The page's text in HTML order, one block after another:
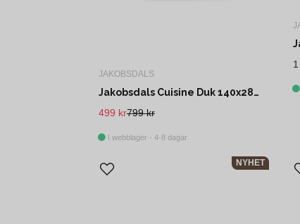
JAKOBSDALS
Jakobsdals Cuisine Duk 140x280 cm Beige
799 kr
499 kr
I webblager - 4-8 dagar
NYHET